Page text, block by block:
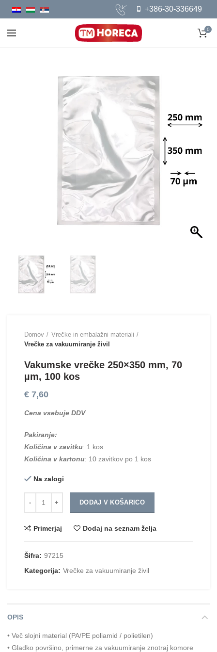
+386-30-336649
0
Domov
Vrečke in embalažni materiali
Vrečke za vakuumiranje živil
Vakumske vrečke 250×350 mm, 70
µm, 100 kos
€ 7,60
Cena vsebuje DDV
Pakiranje:
Količina v zavitku: 1 kos
Količina v kartonu: 10 zavitkov po 1 kos
Na zalogi
DODAJ V KOŠARICO
Primerjaj Dodaj na seznam želja
Šifra: 97215
Kategorija: Vrečke za vakuumiranje živil
OPIS
• Več slojni material (PA/PE poliamid / polietilen)
• Gladko površino, primerne za vakuumiranje znotraj komore